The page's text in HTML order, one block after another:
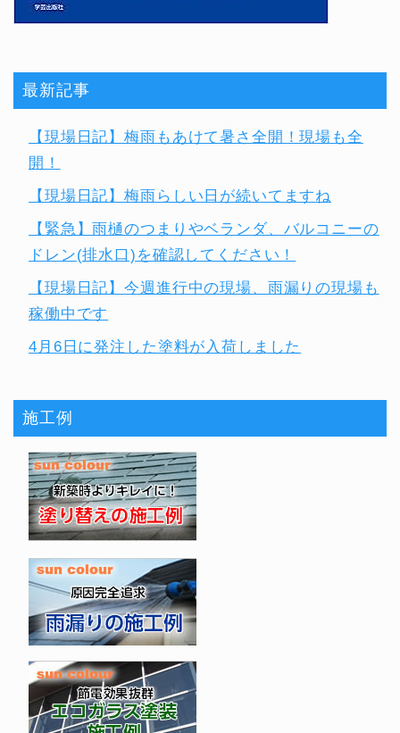
最新記事
【現場日記】梅雨もあけて暑さ全開！現場も全
開！
【現場日記】梅雨らしい日が続いてますね
【緊急】雨樋のつまりやベランダ、バルコニーの
ドレン(排水口)を確認してください！
【現場日記】今週進行中の現場、雨漏りの現場も
稼働中です
4月6日に発注した塗料が入荷しました
施工例